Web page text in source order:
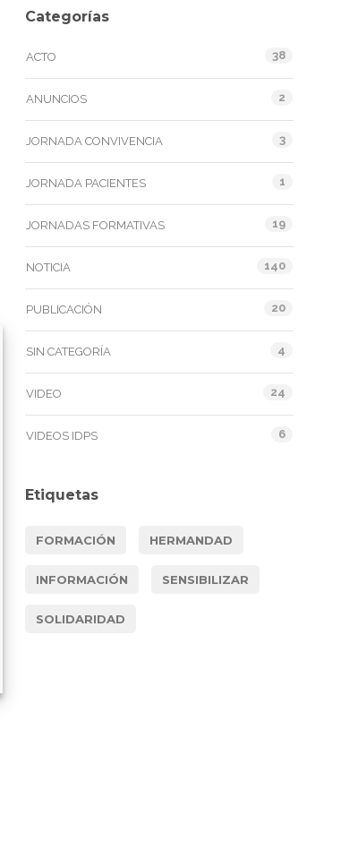
Categorías
ACTO 38
ANUNCIOS 2
JORNADA CONVIVENCIA 3
JORNADA PACIENTES 1
JORNADAS FORMATIVAS 19
NOTICIA 140
PUBLICACIÓN 20
SIN CATEGORÍA 4
VIDEO 24
VIDEOS IDPS 6
Etiquetas
FORMACIÓN HERMANDAD
INFORMACIÓN SENSIBILIZAR
SOLIDARIDAD